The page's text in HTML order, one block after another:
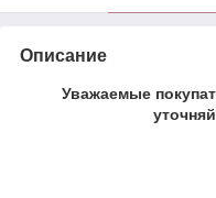
Описание
Уважаемые